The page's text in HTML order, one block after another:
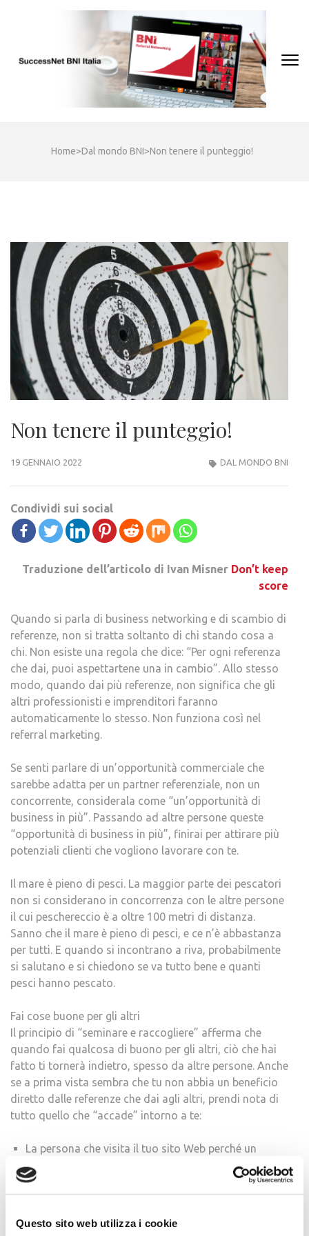
Questo sito web utilizza i cookie
(Press
Home>Dal mondo BNI>Non tenere il punteggio!
Non tenere il punteggio!
19 GENNAIO 2022 DAL MONDO BNI
Condividi sui social
Traduzione dell’articolo di Ivan Misner Don’t keep
score
Quando si parla di business networking e di scambio di
referenze, non si tratta soltanto di chi stando cosa a
chi. Non esiste una regola che dice: “Per ogni referenza
che dai, puoi aspettartene una in cambio”. Allo stesso
modo, quando dai più referenze, non significa che gli
altri professionisti e imprenditori faranno
automaticamente lo stesso. Non funziona così nel
referral marketing.
Se senti parlare di un’opportunità commerciale che
sarebbe adatta per un partner referenziale, non un
concorrente, considerala come “un’opportunità di
business in più”. Passando ad altre persone queste
“opportunità di business in più”, finirai per attirare più
potenziali clienti che vogliono lavorare con te.
Il mare è pieno di pesci. La maggior parte dei pescatori
non si considerano in concorrenza con le altre persone
il cui peschereccio è a oltre 100 metri di distanza.
Sanno che il mare è pieno di pesci, e ce n’è abbastanza
per tutti. E quando si incontrano a riva, probabilmente
si salutano e si chiedono se va tutto bene e quanti
pesci hanno pescato.
Fai cose buone per gli altri
Il principio di “seminare e raccogliere” afferma che
quando fai qualcosa di buono per gli altri, ciò che hai
fatto ti tornerà indietro, spesso da altre persone. Anche
se a prima vista sembra che tu non abbia un beneficio
diretto dalle referenze che dai agli altri, prendi nota di
tutto quello che “accade” intorno a te:
La persona che visita il tuo sito Web perché un
amico ha condiviso il tuo post del blog sui social
media e ti chiama.
Il vecchio potenziale cliente che non sentivi da mesi